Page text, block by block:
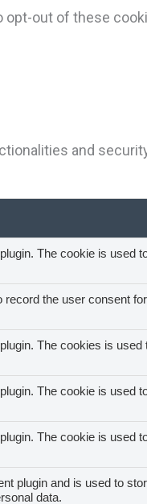
out of these
and
The cookie is used
the user consent
The cookies is
The cookie is used
The cookie is used
plugin and is used to
data.